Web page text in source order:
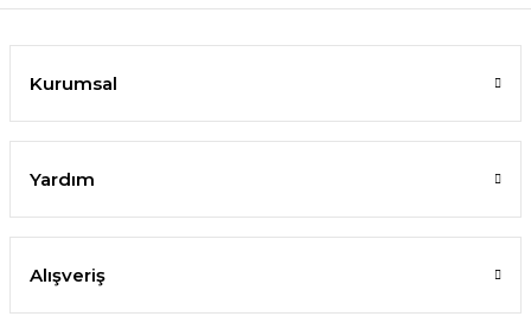
Kurumsal
Yardım
Alışveriş